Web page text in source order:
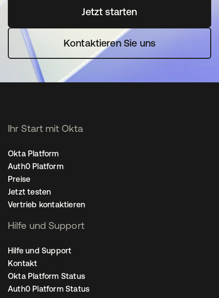
Jetzt startenwird in einer neuen
Kontaktieren Sie uns
Ihr Start mit Okta
Okta Platform
Auth0 Platform
Preise
Jetzt testen
Vertrieb kontaktieren
Hilfe und Support
Hilfe und Support
Kontakt
Okta Platform Status
Auth0 Platform Status